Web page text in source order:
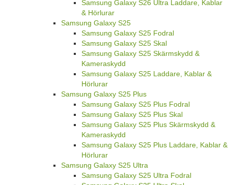
Samsung Galaxy S26 Ultra Skal
Samsung Galaxy S26 Ultra Skärmskydd &
Kameraskydd
Samsung Galaxy S26 Ultra Laddare, Kablar
& Hörlurar
Samsung Galaxy S25
Samsung Galaxy S25 Fodral
Samsung Galaxy S25 Skal
Samsung Galaxy S25 Skärmskydd &
Kameraskydd
Samsung Galaxy S25 Laddare, Kablar &
Hörlurar
Samsung Galaxy S25 Plus
Samsung Galaxy S25 Plus Fodral
Samsung Galaxy S25 Plus Skal
Samsung Galaxy S25 Plus Skärmskydd &
Kameraskydd
Samsung Galaxy S25 Plus Laddare, Kablar &